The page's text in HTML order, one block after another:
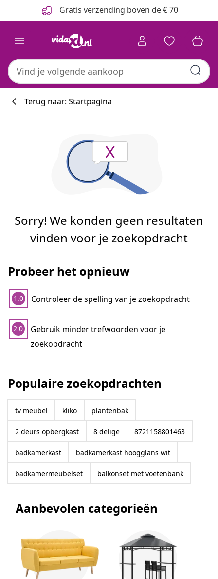
Gratis verzending boven de € 70
Terug naar: Startpagina
Sorry! We konden geen resultaten
vinden voor je zoekopdracht
Probeer het opnieuw
1.0 Controleer de spelling van je zoekopdracht
2.0
Gebruik minder trefwoorden voor je
zoekopdracht
Populaire zoekopdrachten
tv meubel kliko plantenbak
2 deurs opbergkast 8 delige 8721158801463
badkamerkast badkamerkast hoogglans wit
badkamermeubelset balkonset met voetenbank
Aanbevolen categorieën